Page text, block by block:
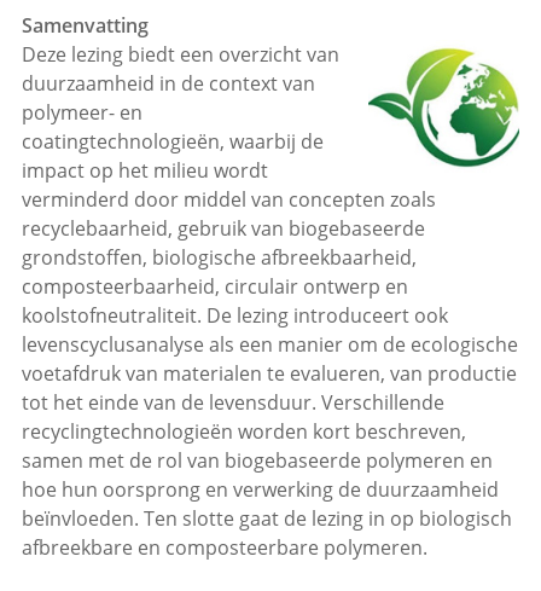
Samenvatting
Deze lezing biedt een overzicht van
duurzaamheid in de context van
polymeer- en
coatingtechnologieën, waarbij de
impact op het milieu wordt
verminderd door middel van concepten zoals
recyclebaarheid, gebruik van biogebaseerde
grondstoffen, biologische afbreekbaarheid,
composteerbaarheid, circulair ontwerp en
koolstofneutraliteit. De lezing introduceert ook
levenscyclusanalyse als een manier om de ecologische
voetafdruk van materialen te evalueren, van productie
tot het einde van de levensduur. Verschillende
recyclingtechnologieën worden kort beschreven,
samen met de rol van biogebaseerde polymeren en
hoe hun oorsprong en verwerking de duurzaamheid
beïnvloeden. Ten slotte gaat de lezing in op biologisch
afbreekbare en composteerbare polymeren.